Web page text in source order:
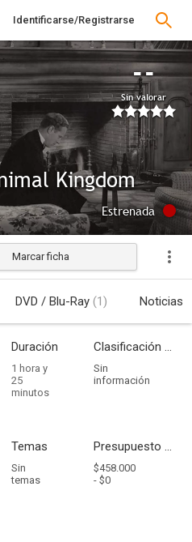
Identificarse/Registrarse
--
Sin valorar
Kingdom
Estrenada
Marcar ficha
DVD / Blu-Ray (1) Noticias
Duración
1 hora y
25
minutos
Clasificación por edades
Sin
información
Temas
Sin
temas
Presupuesto - Ingresos
$458.000
- $0